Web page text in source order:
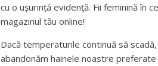
cu o ușurință evidență. Fii feminină în
magazinul tău online!
Dacă temperaturile continuă să
abandonăm hainele noastre